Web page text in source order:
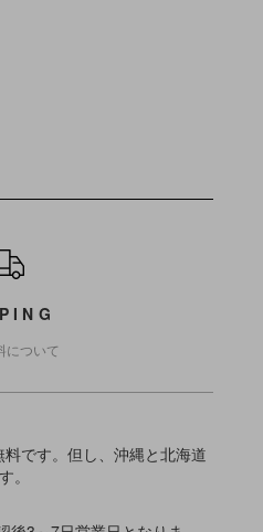
イド
について
です。但し、沖縄と北海道
。